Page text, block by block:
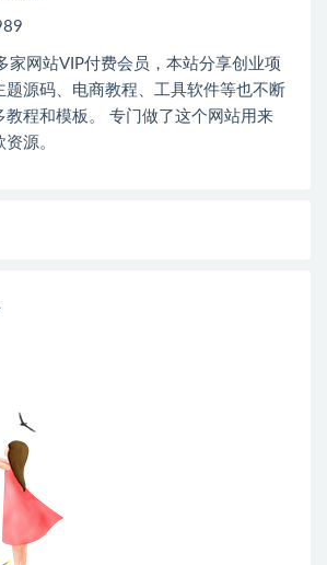
家网站VIP付费会员，本站分享创业项
题源码、电商教程、工具软件等也不断
教程和模板。 专门做了这个网站用来
源。